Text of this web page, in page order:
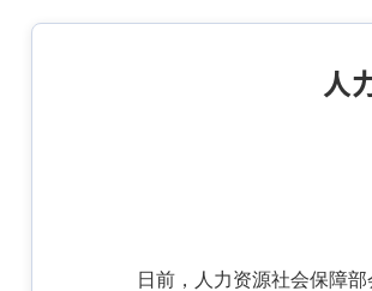
人
日前，人力资源社会保障